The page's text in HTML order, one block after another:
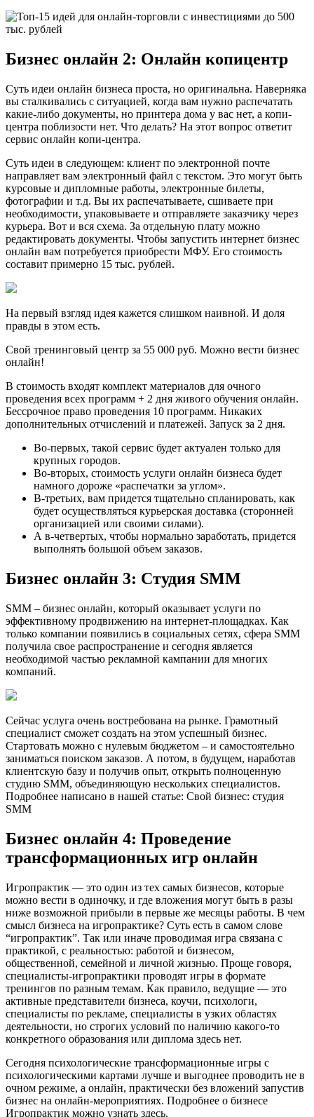
Бизнес онлайн 2: Онлайн копицентр
Суть идеи онлайн бизнеса проста, но оригинальна. Наверняка
вы сталкивались с ситуацией, когда вам нужно распечатать
какие-либо документы, но принтера дома у вас нет, а копи-
центра поблизости нет. Что делать? На этот вопрос ответит
сервис онлайн копи-центра.
Суть идеи в следующем: клиент по электронной почте
направляет вам электронный файл с текстом. Это могут быть
курсовые и дипломные работы, электронные билеты,
фотографии и т.д. Вы их распечатываете, сшиваете при
необходимости, упаковываете и отправляете заказчику через
курьера. Вот и вся схема. За отдельную плату можно
редактировать документы. Чтобы запустить интернет бизнес
онлайн вам потребуется приобрести МФУ. Его стоимость
составит примерно 15 тыс. рублей.
На первый взгляд идея кажется слишком наивной. И доля
правды в этом есть.
Свой тренинговый центр за 55 000 руб. Можно вести бизнес
онлайн!
В стоимость входят комплект материалов для очного
проведения всех программ + 2 дня живого обучения онлайн.
Бессрочное право проведения 10 программ. Никаких
дополнительных отчислений и платежей. Запуск за 2 дня.
Во-первых, такой сервис будет актуален только для
крупных городов.
Во-вторых, стоимость услуги онлайн бизнеса будет
намного дороже «распечатки за углом».
В-третьих, вам придется тщательно спланировать, как
будет осуществляться курьерская доставка (сторонней
организацией или своими силами).
А в-четвертых, чтобы нормально заработать, придется
выполнять большой объем заказов.
Бизнес онлайн 3: Студия SMM
SMM – бизнес онлайн, который оказывает услуги по
эффективному продвижению на интернет-площадках. Как
только компании появились в социальных сетях, сфера SMM
получила свое распространение и сегодня является
необходимой частью рекламной кампании для многих
компаний.
Сейчас услуга очень востребована на рынке. Грамотный
специалист сможет создать на этом успешный бизнес.
Стартовать можно с нулевым бюджетом – и самостоятельно
заниматься поиском заказов. А потом, в будущем, наработав
клиентскую базу и получив опыт, открыть полноценную
студию SMM, объединяющую нескольких специалистов.
Подробнее написано в нашей статье: Свой бизнес: студия
SMM
Бизнес онлайн 4: Проведение
трансформационных игр онлайн
Игропрактик — это один из тех самых бизнесов, которые
можно вести в одиночку, и где вложения могут быть в разы
ниже возможной прибыли в первые же месяцы работы. В чем
смысл бизнеса на игропрактике? Суть есть в самом слове
“игропрактик”. Так или иначе проводимая игра связана с
практикой, с реальностью: работой и бизнесом,
общественной, семейной и личной жизнью. Проще говоря,
специалисты-игропрактики проводят игры в формате
тренингов по разным темам. Как правило, ведущие — это
активные представители бизнеса, коучи, психологи,
специалисты по рекламе, специалисты в узких областях
деятельности, но строгих условий по наличию какого-то
конкретного образования или диплома здесь нет.
Сегодня психологические трансформационные игры с
психологическими картами лучше и выгоднее проводить не в
очном режиме, а онлайн, практически без вложений запустив
бизнес на онлайн-мероприятиях. Подробнее о бизнесе
Игропрактик можно узнать здесь.